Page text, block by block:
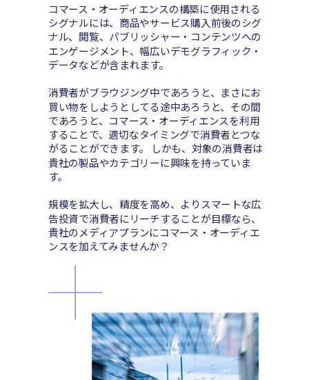
コマース・オーディエンスの構築に使用される
シグナルには、 商品やサービス購入前後のシグ
ナル、閲覧、パブリッシャー・コンテンツへの
エンゲージメント、幅広いデモグラフィック・
データなどが含まれます。
消費者がブラウジング中であろうと、まさにお
買い物をしようとしてる途中あろうと、その間
であろうと、コマース・オーディエンスを利用
することで、適切なタイミングで消費者とつな
がることができます。 しかも、対象の消費者は
貴社の製品やカテゴリーに興味を持っていま
す。
規模を拡大し、精度を高め、よりスマートな広
告投資で消費者にリーチすることが目標なら、
貴社のメディアプランにコマース・オーディエ
ンスを加えてみませんか？